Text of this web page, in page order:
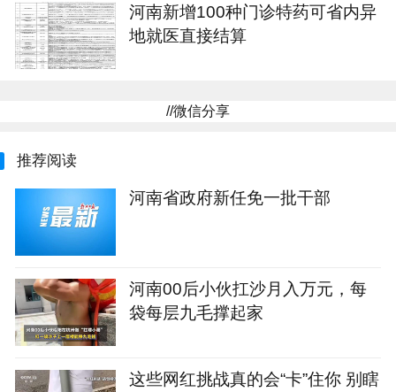
河南新增100种门诊特药可省内异
地就医直接结算
//微信分享
推荐阅读
河南省政府新任免一批干部
河南00后小伙扛沙月入万元，每
袋每层九毛撑起家
这些网红挑战真的会“卡”住你 别瞎